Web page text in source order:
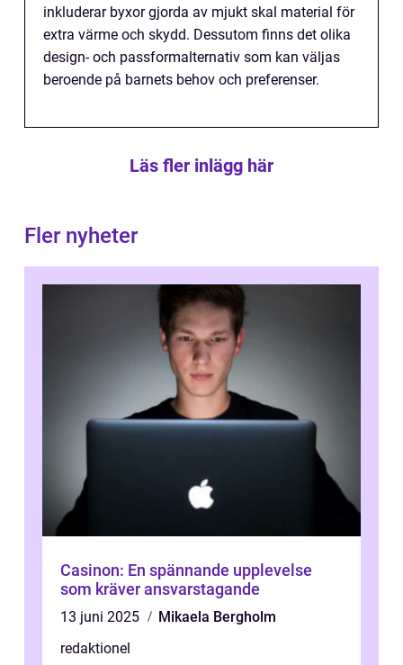
inkluderar byxor gjorda av mjukt skal material för
extra värme och skydd. Dessutom finns det olika
design- och passformalternativ som kan väljas
beroende på barnets behov och preferenser.
Läs fler inlägg här
Fler nyheter
Casinon: En spännande upplevelse
som kräver ansvarstagande
13 juni 2025
Mikaela Bergholm
redaktionel